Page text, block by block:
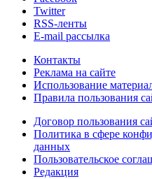
Twitter
RSS-ленты
E-mail рассылка
Контакты
Реклама на сайте
Использование
Правила пользования
Договор пользования
Политика в сфере
данных
Пользовательское
Редакция